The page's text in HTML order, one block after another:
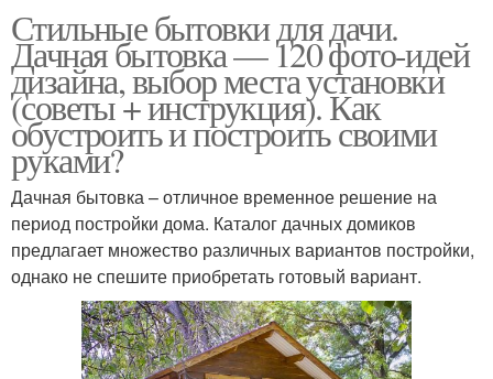
Стильные бытовки для дачи.
Дачная бытовка — 120 фото-идей
дизайна, выбор места установки
(советы + инструкция). Как
обустроить и построить своими
руками?
Дачная бытовка – отличное временное решение на
период постройки дома. Каталог дачных домиков
предлагает множество различных вариантов постройки,
однако не спешите приобретать готовый вариант.